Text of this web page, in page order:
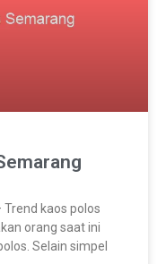
Trend kaos polos
orang saat ini
Selain simpel